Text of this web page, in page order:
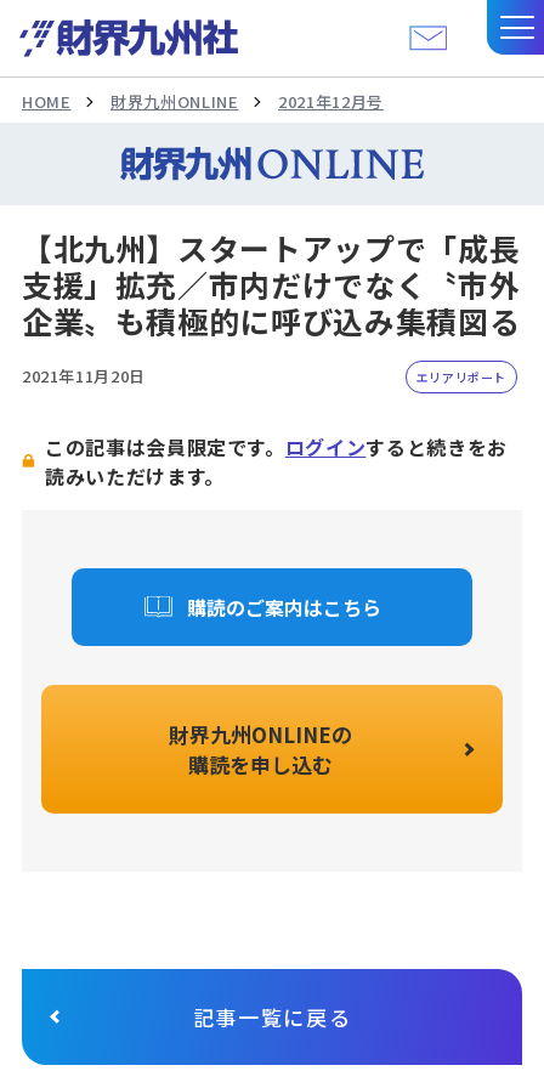
HOME 財界九州ONLINE 2021年12月号
【北九州】スタートアップで「成長
支援」拡充／市内だけでなく〝市外
企業〟も積極的に呼び込み集積図る
2021年11月20日 エリアリポート
この記事は会員限定です。 ログインすると続きをお
読みいただけます。
購読のご案内はこちら
財界九州ONLINEの
購読を申し込む
記事一覧に戻る